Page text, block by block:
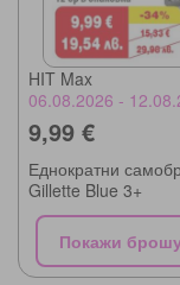
HIT Max
06.08.2026 -
9,99 €
Еднократни
Gillette Blue 3+
Покажи